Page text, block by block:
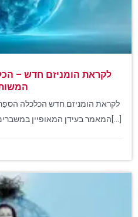
לקראת הומניזם חדש –
לקראת הומניזם חדש הכלכלה
המאמר בעידן המאופיין במשברים ובשינויים, הכלכלה הספֵרית של[...]